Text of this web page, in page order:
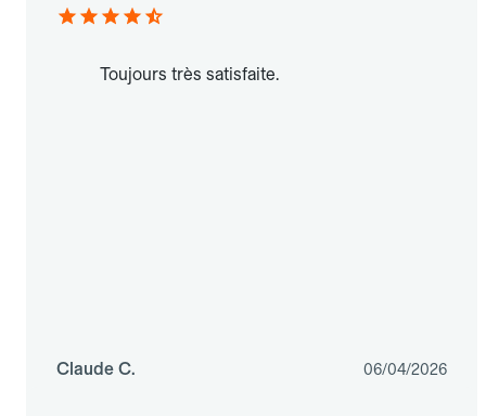
Toujours très satisfaite.
Claude C. 06/04/2026